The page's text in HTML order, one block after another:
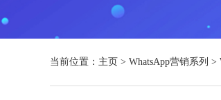
当前位置： 主页 > WhatsApp营销系列 >